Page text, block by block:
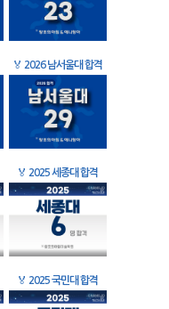
🏅 2026 남서울대 합격
🏅 2025 세종대 합격
🏅 2025 국민대 합격